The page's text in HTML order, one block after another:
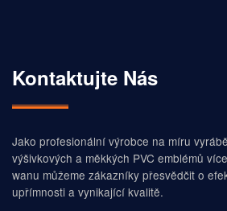
Kontaktujte Nás
Jako profesionální výrobce na míru
výšivkových a měkkých PVC emblémů
wanu můžeme zákazníky přesvědčit o
upřímnosti a vynikající kvalitě.